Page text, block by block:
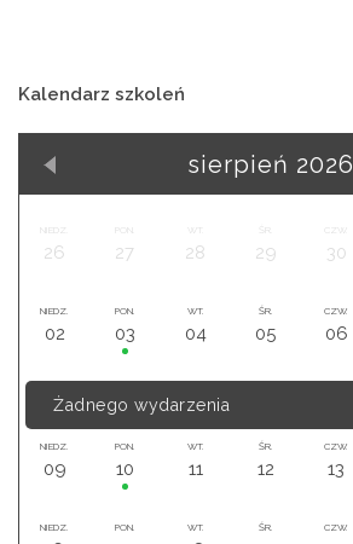
Kalendarz szkoleń
sierpień 2026
NIEDZ.
26
PON.
27
WT.
28 29
CZW.
30
NIEDZ.
02
PON.
03
WT.
04
ŚR.
05
CZW.
06
Żadnego wydarzenia
NIEDZ.
09
PON.
10
WT.
11
ŚR.
12
CZW.
13
NIEDZ. PON. WT. ŚR. CZW.